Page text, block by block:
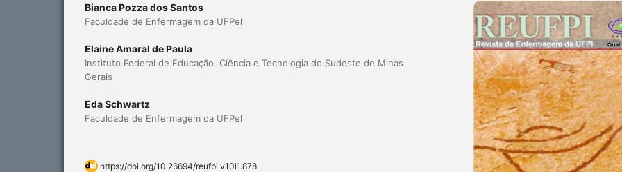
Bianca Pozza dos Santos
Faculdade de Enfermagem da UFPel
Elaine Amaral de Paula
Instituto Federal de Educação, Ciência e Tecnologia do Sudeste de Minas
Gerais
Eda Schwartz
Faculdade de Enfermagem da UFPel
https://doi.org/10.26694/reufpi.v10i1.878